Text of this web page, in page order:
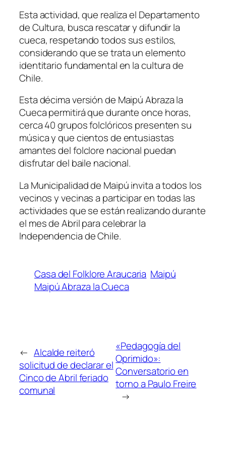
Esta actividad, que realiza el Departamento
de Cultura, busca rescatar y difundir la
cueca, respetando todos sus estilos,
considerando que se trata un elemento
identitario fundamental en la cultura de
Chile.
Esta décima versión de Maipú Abraza la
Cueca permitirá que durante once horas,
cerca 40 grupos folclóricos presenten su
música y que cientos de entusiastas
amantes del folclore nacional puedan
disfrutar del baile nacional.
La Municipalidad de Maipú invita a todos los
vecinos y vecinas a participar en todas las
actividades que se están realizando durante
el mes de Abril para celebrar la
Independencia de Chile.
Casa del Folklore Araucaria Maipú
Maipú Abraza la Cueca
← Alcalde reiteró
solicitud de declarar el
Cinco de Abril feriado
comunal
«Pedagogía del
Oprimido»:
Conversatorio en
torno a Paulo Freire
→